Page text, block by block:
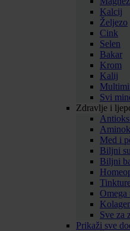
Kalcij
Željezo
Cink
Selen
Bakar
Krom
Kalij
Svi
Zdravlje i
Med i
Biljni
Biljni
Omega
Sve za
Prikaži sve